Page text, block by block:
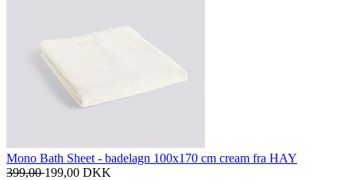
Mono Bath Sheet - badelagn 100x170 cm cream fra HAY
399,00199,00 DKK